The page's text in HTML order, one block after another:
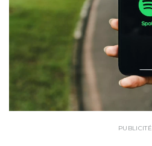
PUBLICITÉ